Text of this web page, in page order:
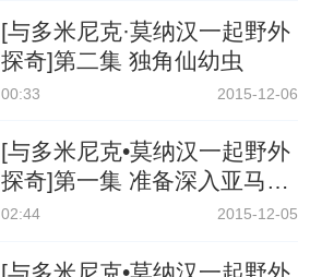
[与多米尼克·莫纳汉一起野外
探奇]第二集 独角仙幼虫
00:33 2015-12-06
[与多米尼克•莫纳汉一起野外
探奇]第一集 准备深入亚马孙
腹地
02:44 2015-12-05
[与多米尼克•莫纳汉一起野外